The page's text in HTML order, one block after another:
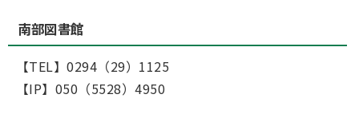
南部図書館
【TEL】0294（29）1125
【IP】050（5528）4950